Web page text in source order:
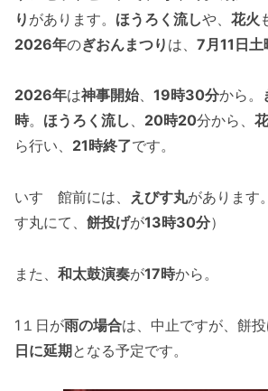
り があります。 ほうろく流しや、 花火
2026年のぎおんまつり は、 7月11日土
2026年は神事開始、 19時30分から。
時。 ほうろく流し 、 20時20分から、
ら行い、 21時終了です。
いすゞ館前には、 えびす丸があります
す丸にて、 餅投げが13時30分）
また、 和太鼓演奏が17時から。
1１日が雨の場合は、中止ですが、餅投
日に延期となる予定です。